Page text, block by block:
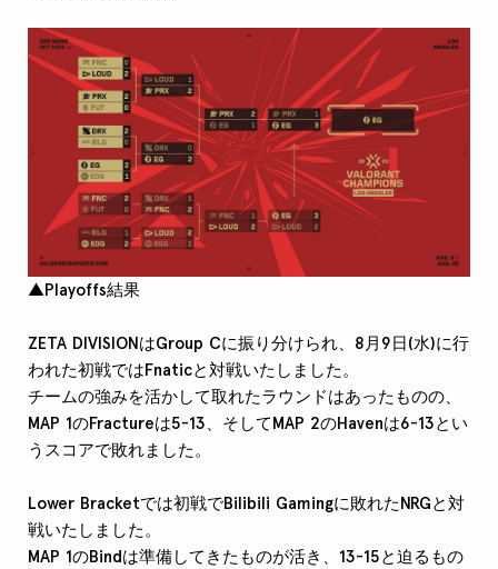
▲Playoffs結果
ZETA DIVISIONはGroup Cに振り分けられ、8月9日(水)に行
われた初戦ではFnaticと対戦いたしました。
チームの強みを活かして取れたラウンドはあったものの、
MAP 1のFractureは5-13、そしてMAP 2のHavenは6-13とい
うスコアで敗れました。
Lower Bracketでは初戦でBilibili Gamingに敗れたNRGと対
戦いたしました。
MAP 1のBindは準備してきたものが活き、13-15と迫るもの